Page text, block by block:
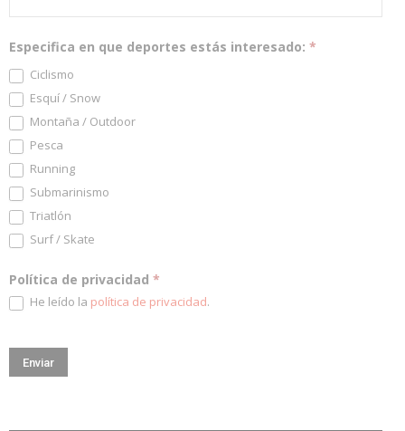
Especifica en que deportes estás interesado: *
Ciclismo
Esquí / Snow
Montaña / Outdoor
Pesca
Running
Submarinismo
Triatlón
Surf / Skate
Política de privacidad *
He leído la política de privacidad.